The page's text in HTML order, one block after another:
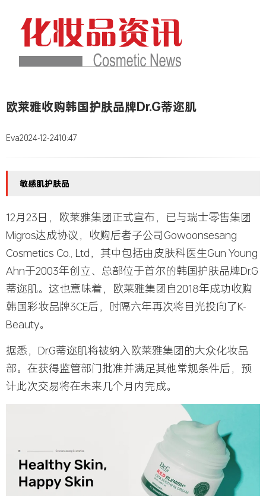
欧莱雅收购韩国护肤品牌Dr.G蒂迩肌
Eva2024-12-2410:47
敏感肌护肤品
12月23日，欧莱雅集团正式宣布，已与瑞士零售集团
Migros达成协议，收购后者子公司Gowoonsesang
Cosmetics Co., Ltd，其中包括由皮肤科医生Gun Young
Ahn于2003年创立、总部位于首尔的韩国护肤品牌Dr.G
蒂迩肌。这也意味着，欧莱雅集团自2018年成功收购
韩国彩妆品牌3CE后，时隔六年再次将目光投向了K-
Beauty。
据悉，Dr.G蒂迩肌将被纳入欧莱雅集团的大众化妆品
部。在获得监管部门批准并满足其他常规条件后，预
计此次交易将在未来几个月内完成。